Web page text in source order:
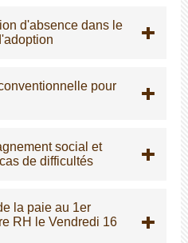
d'absence dans le
pour
social et
de difficultés
la paie au 1er
RH le Vendredi 16